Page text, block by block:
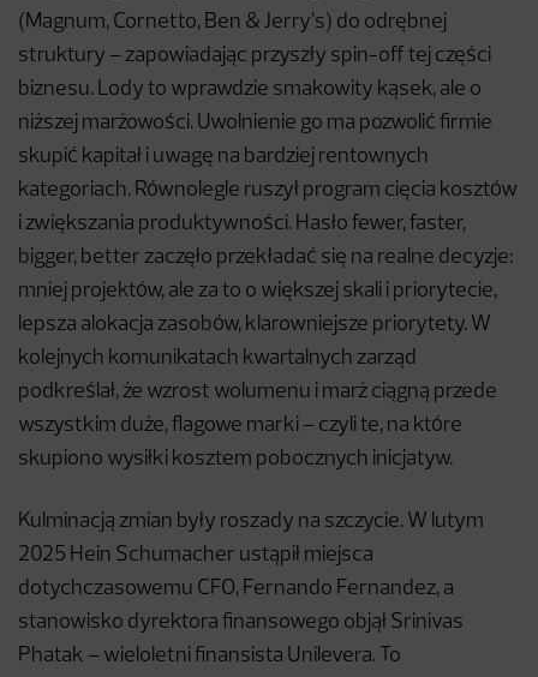
(Magnum, Cornetto, Ben & Jerry’s) do odrębnej
struktury – zapowiadając przyszły spin-off tej części
biznesu. Lody to wprawdzie smakowity kąsek, ale o
niższej marżowości. Uwolnienie go ma pozwolić firmie
skupić kapitał i uwagę na bardziej rentownych
kategoriach. Równolegle ruszył program cięcia kosztów
i zwiększania produktywności. Hasło fewer, faster,
bigger, better zaczęło przekładać się na realne decyzje:
mniej projektów, ale za to o większej skali i priorytecie,
lepsza alokacja zasobów, klarowniejsze priorytety. W
kolejnych komunikatach kwartalnych zarząd
podkreślał, że wzrost wolumenu i marż ciągną przede
wszystkim duże, flagowe marki – czyli te, na które
skupiono wysiłki kosztem pobocznych inicjatyw.
Kulminacją zmian były roszady na szczycie. W lutym
2025 Hein Schumacher ustąpił miejsca
dotychczasowemu CFO, Fernando Fernandez, a
stanowisko dyrektora finansowego objął Srinivas
Phatak – wieloletni finansista Unilevera. To